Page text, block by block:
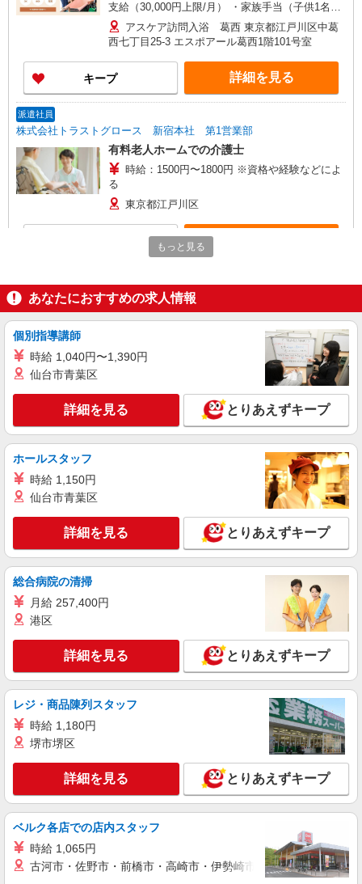
支給（30,000円上限/月） ・家族手当（子供1名に
つき5,000円） ・資格手当（介護福祉士：計
20,000円UP） ・昇給（評価に応じて毎年4月に実
施） ・賞与（夏・冬の年2回） ・残業代全額支給
・退職金制度あり ・キャリアステップ年収モデル
（参考値） 一般職（平均勤続年数5年）390万円
事業所長（平均勤続年数10年 2〜3年で所長にな
年数13年）650万円 エリア長（平均勤続年数17
年）720万円
アスケア訪問入浴 葛西 東京都江戸川区中葛
西七丁目25-3 エスポアール葛西1階101号室
キープ 詳細を見る
派遣社員
株式会社トラストグロース 新宿本社 第1営業部
有料老人ホームでの介護士
時給：1500円〜1800円 ※資格や経験などによ
る
東京都江戸川区
株式会社トラストグロース 新宿本社 第1営業部
住宅型有料老人ホームでの夜専介護士
1夜勤：27000円〜32000円 ※資格や経験など
キープ 詳細を見る
株式会社kotrio /●SW-S-2078042
≪葛西駅≫週3勤務〜！プライベートを大切に
時給1550円〜2312円 ＜交通費全支給(ガソリ
ン代含む)＞
江戸川区内＊葛西駅チカ
キープ 詳細を見る
派遣社員
新小岩駅＊年齢不問◎未経験から安定した業界
時給1650円〜2312円 ＜日払い有/週払い有/交
通費全支給(ガソリン代含む)＞
詳細を見る
派遣社員
株式会社トラストグロース 新宿本社 第1営業部
有料老人ホームでの介護士
東京都江戸川区
もっと見る
あなたにおすすめの求人情報
個別指導講師
時給 1,040円〜1,390円
仙台市青葉区
詳細を見る とりあえずキープ
ホールスタッフ
時給 1,150円
仙台市青葉区
詳細を見る とりあえずキープ
総合病院の清掃
月給 257,400円
港区
詳細を見る とりあえずキープ
レジ・商品陳列スタッフ
時給 1,180円
堺市堺区
詳細を見る とりあえずキープ
ベルク各店での店内スタッフ
時給 1,065円
古河市・佐野市・前橋市・高崎市・伊勢崎市・太田市・館林市